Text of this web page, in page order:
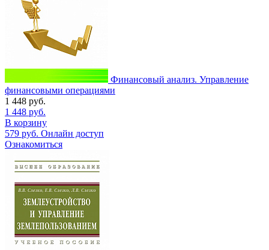
Финансовый анализ. Управление
финансовыми операциями
1 448 руб.
1 448 руб.
В корзину
579 руб. Онлайн доступ
Ознакомиться